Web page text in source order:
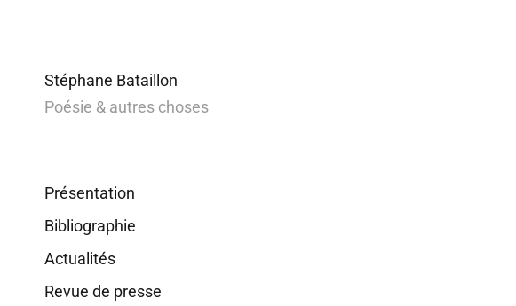
Stéphane Bataillon
Poésie & autres choses
Présentation
Bibliographie
Actualités
Revue de presse